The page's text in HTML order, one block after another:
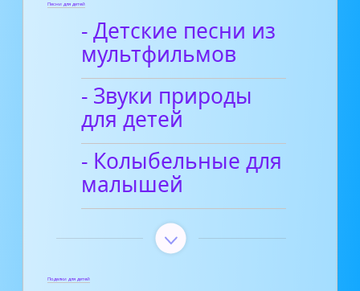
Песни для детей
- Детские песни из
мультфильмов
- Звуки природы
для детей
- Колыбельные для
малышей
Поделки для детей